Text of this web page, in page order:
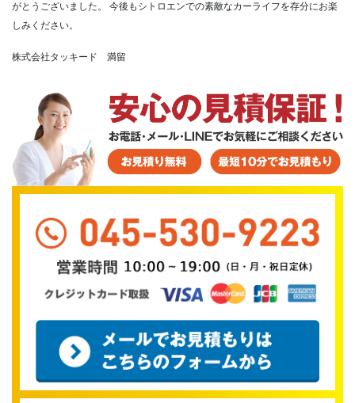
がとうございました。
今後もシトロエンでの素敵なカーライフを存分にお楽
しみください。
株式会社タッキード 満留